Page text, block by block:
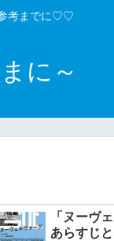
参考までに♡♡
に～
「ヌーヴ
あらすじ